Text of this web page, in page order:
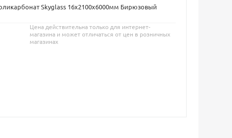
Skyglass 16х2100х6000мм Бирюзовый
Цена действительна только для интернет-
магазина и может отличаться от цен в розничных
магазинах